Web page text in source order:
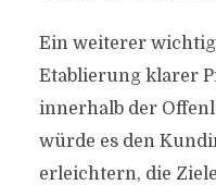
Ein weiterer
Etablierung klarer
innerhalb der
würde es den
erleichtern, die